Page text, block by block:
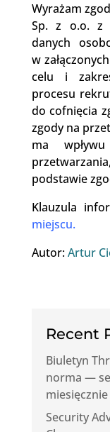
Wyrażam
Sp. z o.o. z
danych
w
celu i
procesu
do cofnięcia
zgody na
ma
podstawie
Klauzula
miejscu.
Autor:Artur
Recent
Biuletyn
norma —
miesięcznie
Security